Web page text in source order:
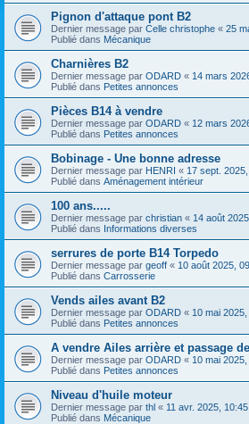
Pignon d'attaque pont B2
Dernier message par Celle christophe « 25
Publié dans Mécanique
Charnières B2
Dernier message par ODARD « 14 mars
Publié dans Petites annonces
Pièces B14 à vendre
Dernier message par ODARD « 12 mars
Publié dans Petites annonces
Bobinage - Une bonne adresse
Dernier message par HENRI « 17 sept. 2025,
Publié dans Aménagement intérieur
100 ans.....
Dernier message par christian « 14 août
Publié dans Informations diverses
serrures de porte B14 Torpedo
Dernier message par geoff « 10 août 2025,
Publié dans Carrosserie
Vends ailes avant B2
Dernier message par ODARD « 10 mai
Publié dans Petites annonces
A vendre Ailes arrière et passage
Dernier message par ODARD « 10 mai
Publié dans Petites annonces
Niveau d'huile moteur
Dernier message par thl « 11 avr. 2025, 10:45
Publié dans Mécanique